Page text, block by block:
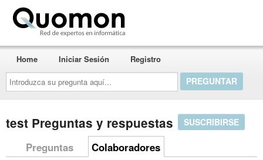
Introduzca
su
pregunta
aquí...
Home Iniciar Sesión Registro
test Preguntas y respuestas SUSCRIBIRSE
Preguntas Colaboradores